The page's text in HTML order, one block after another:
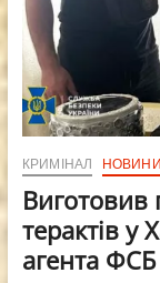
КРИМІНАЛ НОВИНИ
Виготовив
терактів у
агента